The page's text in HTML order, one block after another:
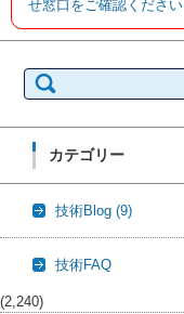
せ窓口をご確認ください
索:
カテゴリー
技術Blog (9)
技術FAQ
(2,240)